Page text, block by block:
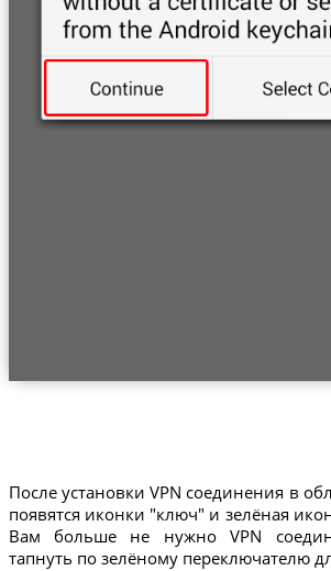
После установки VPN соединения в
появятся иконки "ключ" и зелёная
Вам больше не нужно VPN
тапнуть по зелёному переключателю